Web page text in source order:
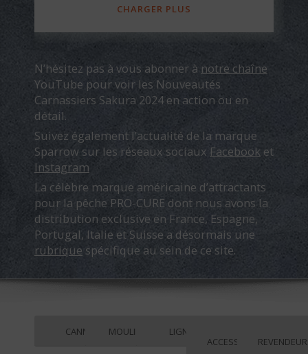
CHARGER PLUS
N’hésitez pas à vous abonner à notre chaîne
YouTube pour voir les Nouveautés
Carnassiers Sakura 2024 en action ou en
détail.
Suivez également l’actualité de la marque
Sparrow sur les réseaux sociaux Facebook et
Instagram
La célèbre marque américaine d’attractants
pour la pêche PRO-CURE dont nous avons la
distribution exclusive en France, Espagne,
Portugal, Italie et Suisse a désormais une
rubrique spécifique au sein de ce site.
CANNES MOULINETS
LIGNES
ACCESSOIRES